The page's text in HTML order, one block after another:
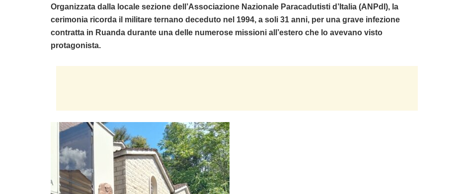
Organizzata dalla locale sezione dell’Associazione Nazionale Paracadutisti d’Italia (ANPdI), la
cerimonia ricorda il militare ternano deceduto nel 1994, a soli 31 anni, per una grave infezione
contratta in Ruanda durante una delle numerose missioni all’estero che lo avevano visto
protagonista.